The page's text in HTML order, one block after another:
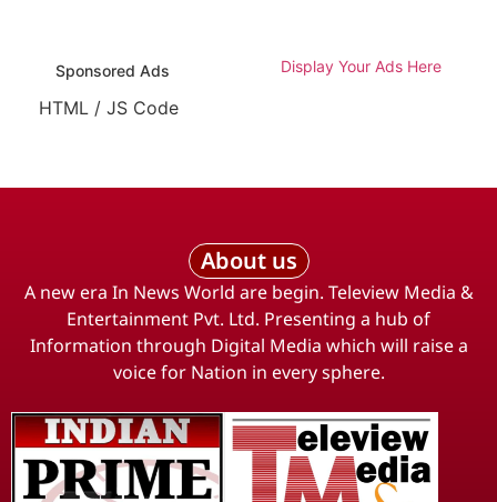
Sponsored Ads Display Your Ads Here
HTML / JS Code
About us
A new era In News World are begin. Teleview Media &
Entertainment Pvt. Ltd. Presenting a hub of
Information through Digital Media which will raise a
voice for Nation in every sphere.